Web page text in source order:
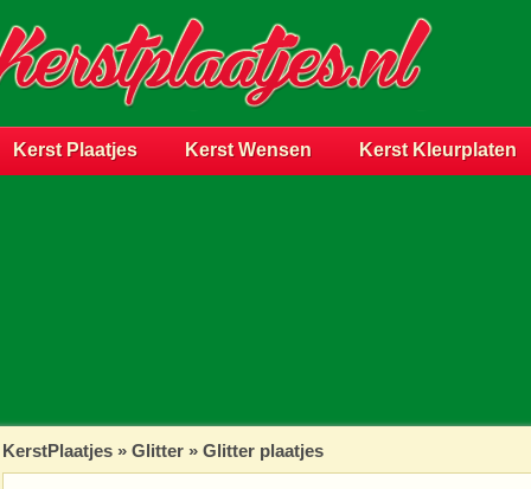
Kerst Plaatjes Kerst Wensen Kerst Kleurplaten
KerstPlaatjes » Glitter » Glitter plaatjes